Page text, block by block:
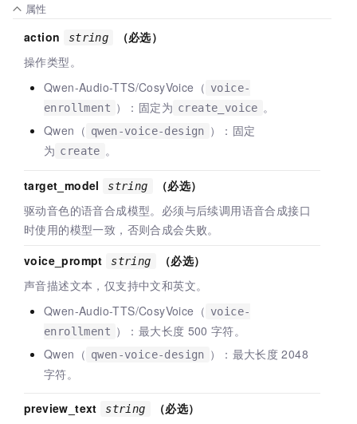
属性
action string
（必选）
操作类型。
Qwen-Audio-TTS/CosyVoice（ voice-
enrollment ）：固定为 create_voice 。
Qwen（ qwen-voice-design ）：固定
为 create 。
target_model string
（必选）
驱动音色的语音合成模型。必须与后续调用语音合成接口
时使用的模型一致，否则合成会失败。
voice_prompt
string
（必选）
声音描述文本，仅支持中文和英文。
Qwen-Audio-TTS/CosyVoice（ voice-
enrollment ）：最大长度 500 字符。
Qwen（ qwen-voice-design ）：最大长度 2048
字符。
preview_text string
（必选）